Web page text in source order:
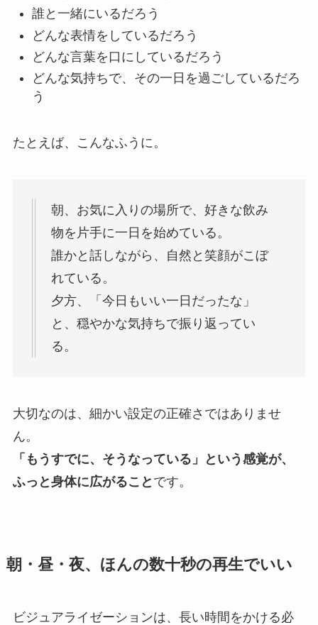
誰と一緒にいるだろう
どんな表情をしているだろう
どんな言葉を口にしているだろう
どんな気持ちで、その一日を過ごしているだろ
う
たとえば、こんなふうに。
朝、お気に入りの場所で、好きな飲み
物を片手に一日を始めている。
誰かと話しながら、自然と笑顔がこぼ
れている。
夕方、「今日もいい一日だったな」
と、穏やかな気持ちで振り返ってい
る。
大切なのは、細かい設定の正確さではありませ
ん。
「もうすでに、そうなっている」という感覚が、
ふっと身体に広がること です。
朝・昼・夜、ほんの数十秒の再生でいい
ビジュアライゼーションは、長い時間をかける必